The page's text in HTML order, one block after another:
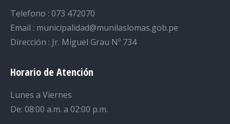
Telefono : 073 472070
Email : municipalidad@munilaslomas.gob.pe
Dirección : Jr. Miguel Grau Nº 734
Horario de Atención
Lunes a Viernes
De: 08:00 a.m. a 02:00 p.m.